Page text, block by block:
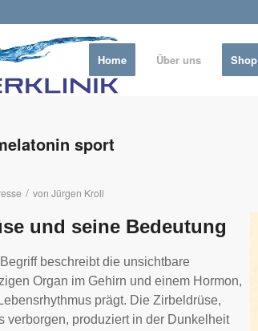
Home Über uns Shop
sport
/ von Jürgen Kroll
und seine Bedeutung
beschreibt die unsichtbare
Organ im Gehirn und einem Hormon,
prägt. Die Zirbeldrüse,
verborgen, produziert in der Dunkelheit